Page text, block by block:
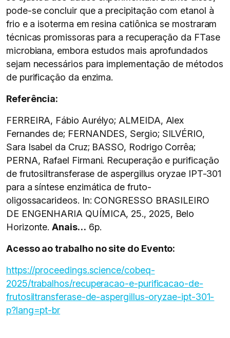
pode-se concluir que a precipitação com etanol à
frio e a isoterma em resina catiônica se mostraram
técnicas promissoras para a recuperação da FTase
microbiana, embora estudos mais aprofundados
sejam necessários para implementação de métodos
de purificação da enzima.
Referência:
FERREIRA, Fábio Aurélyo; ALMEIDA, Alex
Fernandes de; FERNANDES, Sergio; SILVÉRIO,
Sara Isabel da Cruz; BASSO, Rodrigo Corrêa;
PERNA, Rafael Firmani. Recuperação e purificação
de frutosiltransferase de aspergillus oryzae IPT-301
para a síntese enzimática de fruto-
oligossacarideos. In: CONGRESSO BRASILEIRO
DE ENGENHARIA QUÍMICA, 25., 2025, Belo
Horizonte.Anais… 6p.
Acesso ao trabalho no site do Evento:
https://proceedings.science/cobeq-
2025/trabalhos/recuperacao-e-purificacao-de-
frutosiltransferase-de-aspergillus-oryzae-ipt-301-
p?lang=pt-br